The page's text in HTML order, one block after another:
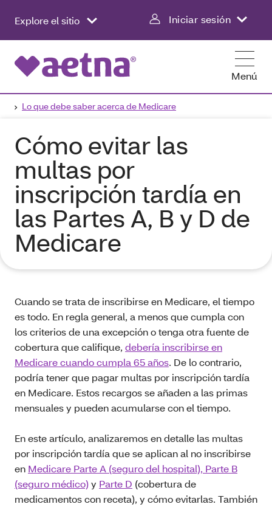
Explore el sitio Iniciar sesión
Menú
Lo que debe saber acerca de Medicare
Cómo evitar las
multas por
inscripción tardía en
las Partes A, B y D de
Medicare
Cuando se trata de inscribirse en Medicare, el tiempo
es todo. En regla general, a menos que cumpla con
los criterios de una excepción o tenga otra fuente de
cobertura que califique, debería inscribirse en
Medicare cuando cumpla 65 años. De lo contrario,
podría tener que pagar multas por inscripción tardía
en Medicare. Estos recargos se añaden a las primas
mensuales y pueden acumularse con el tiempo.
En este artículo, analizaremos en detalle las multas
por inscripción tardía que se aplican al no inscribirse
en Medicare Parte A (seguro del hospital), Parte B
(seguro médico)y Parte D (cobertura de
medicamentos con receta), y cómo evitarlas. También